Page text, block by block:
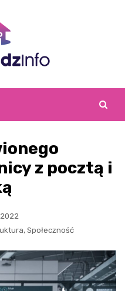
z pocztą i
, Społeczność